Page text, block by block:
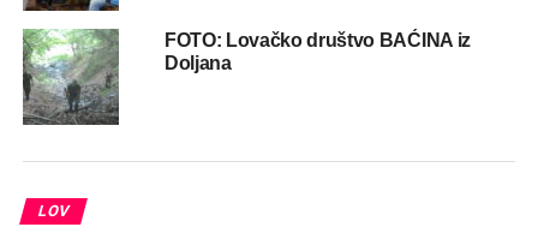
FOTO: Lovačko društvo BAĆINA iz
Doljana
LOV